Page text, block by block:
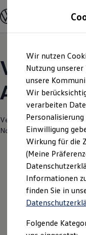
Hauptinhalt
springen
Footer
springen
Modelle und
Konfigurator
Modelle
Elektroautos
ENERGY
SUV und
Kombis
Sportwagen
Schnell
Angebote und
Aktuelle
E-Auto-
Die
Junge
AFA
Verantwortlich für die
Nord GmbH (Impressum &
Wir nutzen
Nutzung
unsere
Wir
verarbeiten
Einwilligung
Wirkung für die
(Meine
Informationen
finden Sie in
Folgende